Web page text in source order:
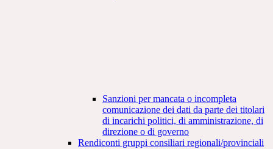
Sanzioni per mancata o incompleta
comunicazione dei dati da parte dei titolari
di incarichi politici, di amministrazione, di
direzione o di governo
Rendiconti gruppi consiliari regionali/provinciali